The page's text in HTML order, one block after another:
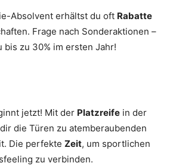
Absolvent erhältst du oft Rabatte
Frage nach Sonderaktionen –
bis zu 30% im ersten Jahr!
jetzt! Mit der Platzreife in der
die Türen zu atemberaubenden
Die perfekte Zeit, um sportlichen
zu verbinden.